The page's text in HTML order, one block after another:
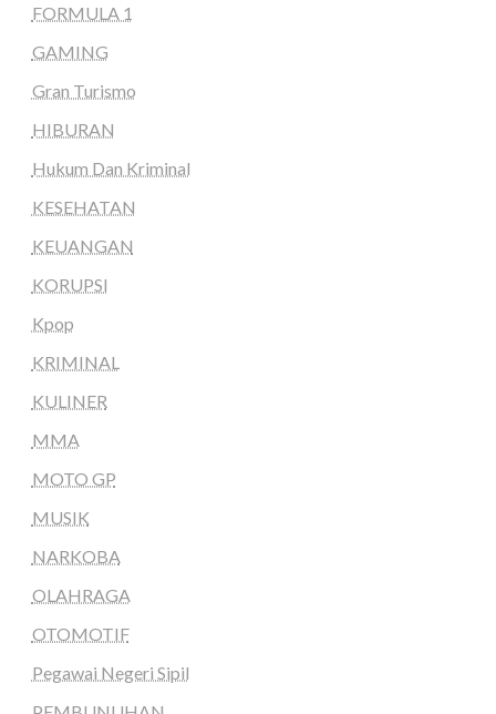
FORMULA 1
GAMING
Gran Turismo
HIBURAN
Hukum Dan Kriminal
KESEHATAN
KEUANGAN
KORUPSI
Kpop
KRIMINAL
KULINER
MMA
MOTO GP
MUSIK
NARKOBA
OLAHRAGA
OTOMOTIF
Pegawai Negeri Sipil